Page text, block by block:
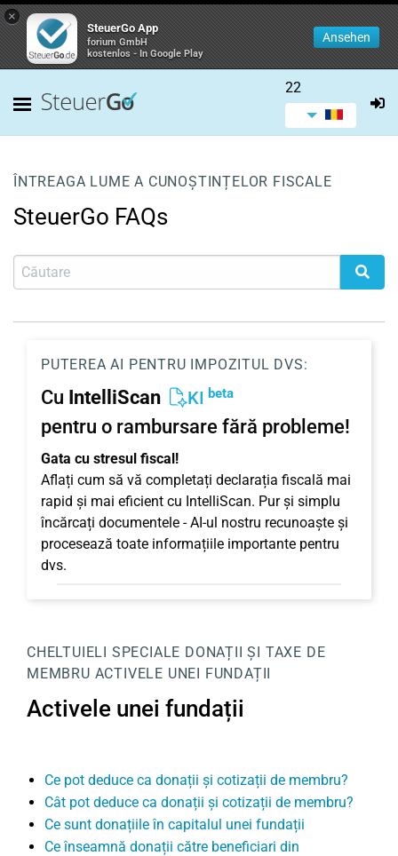
×
SteuerGo App
forium GmbH
kostenlos - In Google Play
Ansehen
22
ÎNTREAGA LUME A CUNOȘTINȚELOR FISCALE
SteuerGo FAQs
PUTEREA AI PENTRU IMPOZITUL DVS:
Cu IntelliScan KI beta
pentru o rambursare fără probleme!
Gata cu stresul fiscal!
Aflați cum să vă completați declarația fiscală mai
rapid și mai eficient cu IntelliScan. Pur și simplu
încărcați documentele - AI-ul nostru recunoaște și
procesează toate informațiile importante pentru
dvs.
CHELTUIELI SPECIALE DONAȚII ȘI TAXE DE
MEMBRU ACTIVELE UNEI FUNDAȚII
Activele unei fundații
Ce pot deduce ca donații și cotizații de membru?
Cât pot deduce ca donații și cotizații de membru?
Ce sunt donațiile în capitalul unei fundații
Ce înseamnă donații către beneficiari din